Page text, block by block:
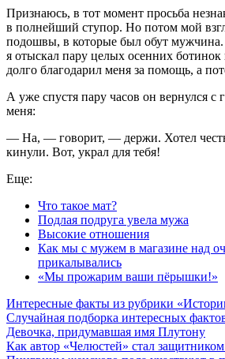
Признаюсь, в тот момент просьба
в полнейший ступор. Но потом мой
подошвы, в которые был обут мужчина.
я отыскал пару целых осенних
долго благодарил меня за помощь, а
А уже спустя пару часов он вернулся с
меня:
— На, — говорит, — держи. Хотел
кинули. Вот, украл для тебя!
Еще:
Что такое мат?
Подлая подруга увела мужа
Высокие отношения
Как мы с мужем в магазине над
прикалывались
«Мы прожарим ваши пёрышки!»
Интересные факты из рубрики
Случайная подборка интересных
Девочка, придумавшая имя Плутону
Как автор «Челюстей» стал